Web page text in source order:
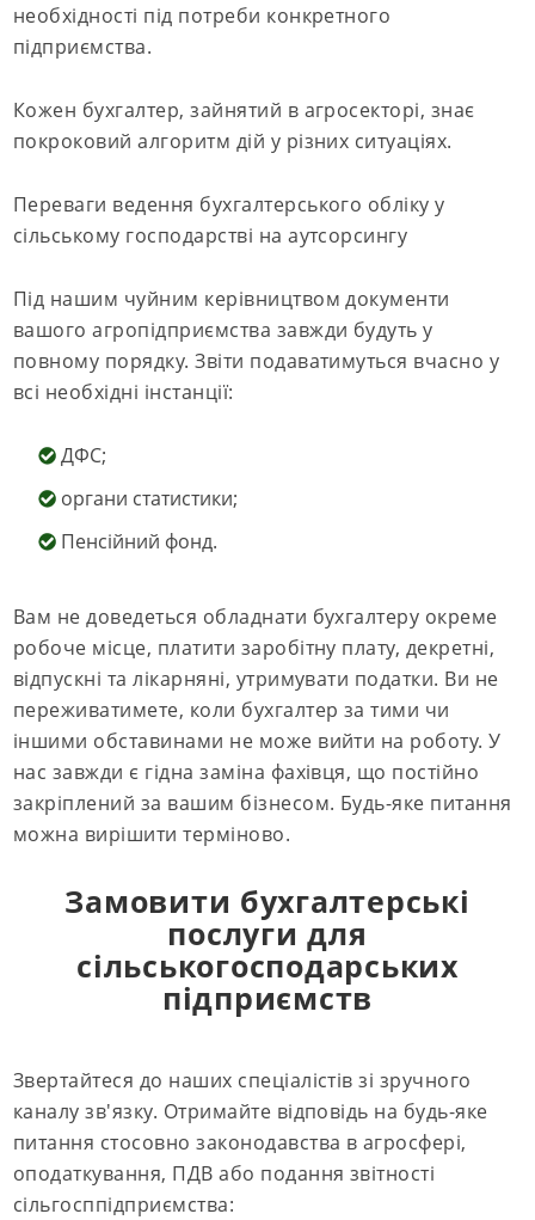
необхідності під потреби конкретного
підприємства.
Кожен бухгалтер, зайнятий в агросекторі, знає
покроковий алгоритм дій у різних ситуаціях.
Переваги ведення бухгалтерського обліку у
сільському господарстві на аутсорсингу
Під нашим чуйним керівництвом документи
вашого агропідприємства завжди будуть у
повному порядку. Звіти подаватимуться вчасно у
всі необхідні інстанції:
ДФС;
органи статистики;
Пенсійний фонд.
Вам не доведеться обладнати бухгалтеру окреме
робоче місце, платити заробітну плату, декретні,
відпускні та лікарняні, утримувати податки. Ви не
переживатимете, коли бухгалтер за тими чи
іншими обставинами не може вийти на роботу. У
нас завжди є гідна заміна фахівця, що постійно
закріплений за вашим бізнесом. Будь-яке питання
можна вирішити терміново.
Замовити бухгалтерські
послуги для
сільськогосподарських
підприємств
Звертайтеся до наших спеціалістів зі зручного
каналу зв'язку. Отримайте відповідь на будь-яке
питання стосовно законодавства в агросфері,
оподаткування, ПДВ або подання звітності
сільгосппідприємства: